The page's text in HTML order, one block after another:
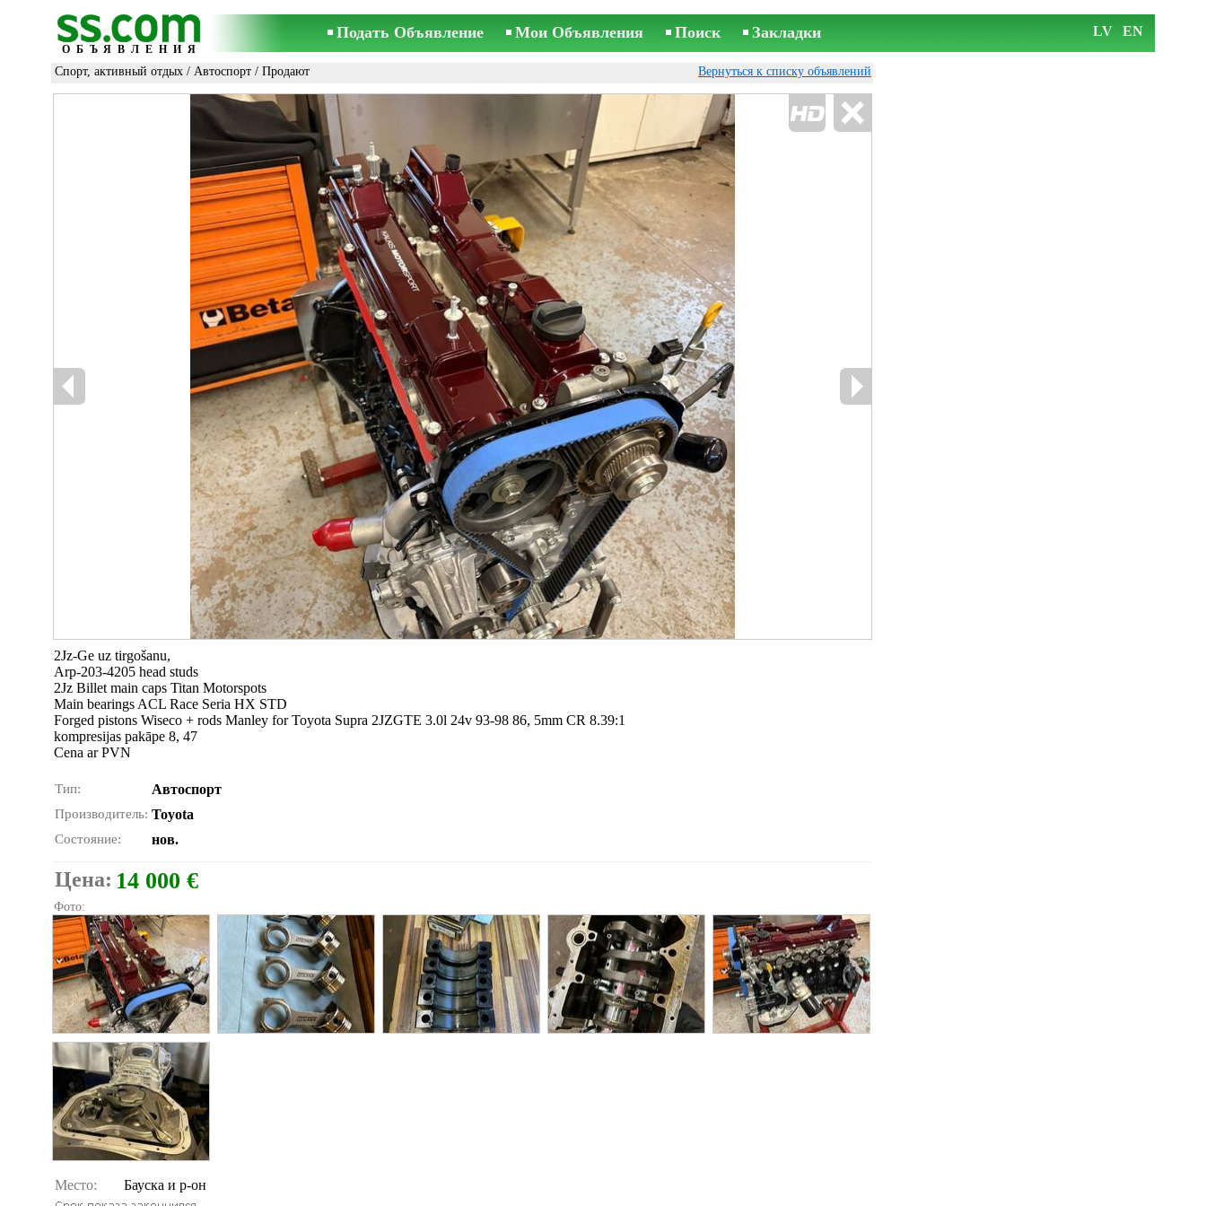
ОБЪЯВЛЕНИЯ
Подать Объявление Мои Объявления Поиск Закладки LV EN
Спорт, активный отдых / Автоспорт / Продают Вернуться к списку объявлений
2Jz-Ge uz tirgošanu,
Arp-203-4205 head studs
2Jz Billet main caps Titan Motorspots
Main bearings ACL Race Seria HX STD
Forged pistons Wiseco + rods Manley for Toyota Supra 2JZGTE 3.0l 24v 93-98 86, 5mm CR 8.39:1
kompresijas pakāpe 8, 47
Cena ar PVN
Тип: Автоспорт
Производитель: Toyota
Состояние: нов.
Цена: 14 000 €
Фото:
Место: Бауска и р-он